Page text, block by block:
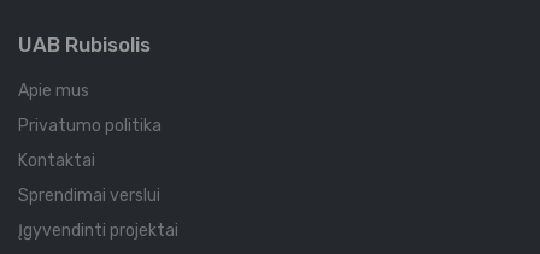
UAB Rubisolis
Apie mus
Privatumo politika
Kontaktai
Sprendimai verslui
Įgyvendinti projektai